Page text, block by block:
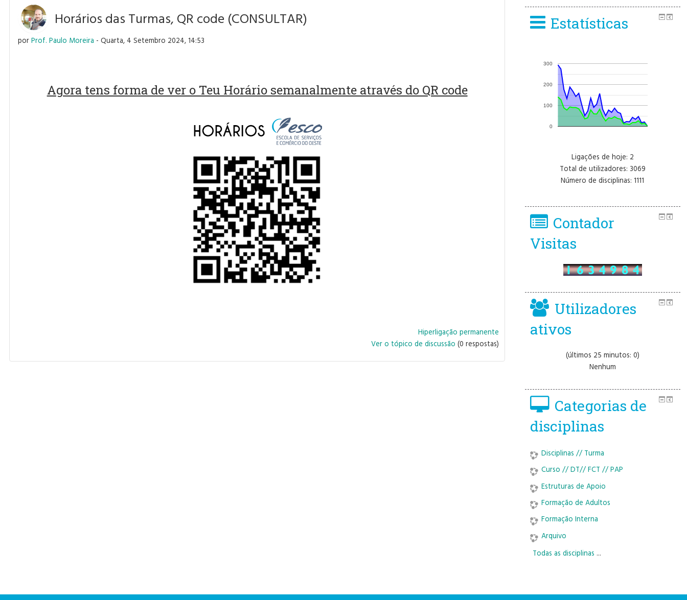
Horários das Turmas, QR code (CONSULTAR)
porProf. Paulo Moreira - Quarta, 4 Setembro 2024, 14:53
Agora tens forma de ver o Teu Horário semanalmente através do QR code
Hiperligação permanente
Ver o tópico de discussão (0 respostas)
Estatísticas
0
100
200
300
Ligações de hoje: 2
Total de utilizadores: 3069
Número de disciplinas: 1111
Contador
Visitas
Utilizadores
ativos
(últimos 25 minutos: 0)
Nenhum
Categorias de
disciplinas
Disciplinas // Turma
Curso // DT// FCT // PAP
Estruturas de Apoio
Formação de Adultos
Formação Interna
Arquivo
Todas as disciplinas ...